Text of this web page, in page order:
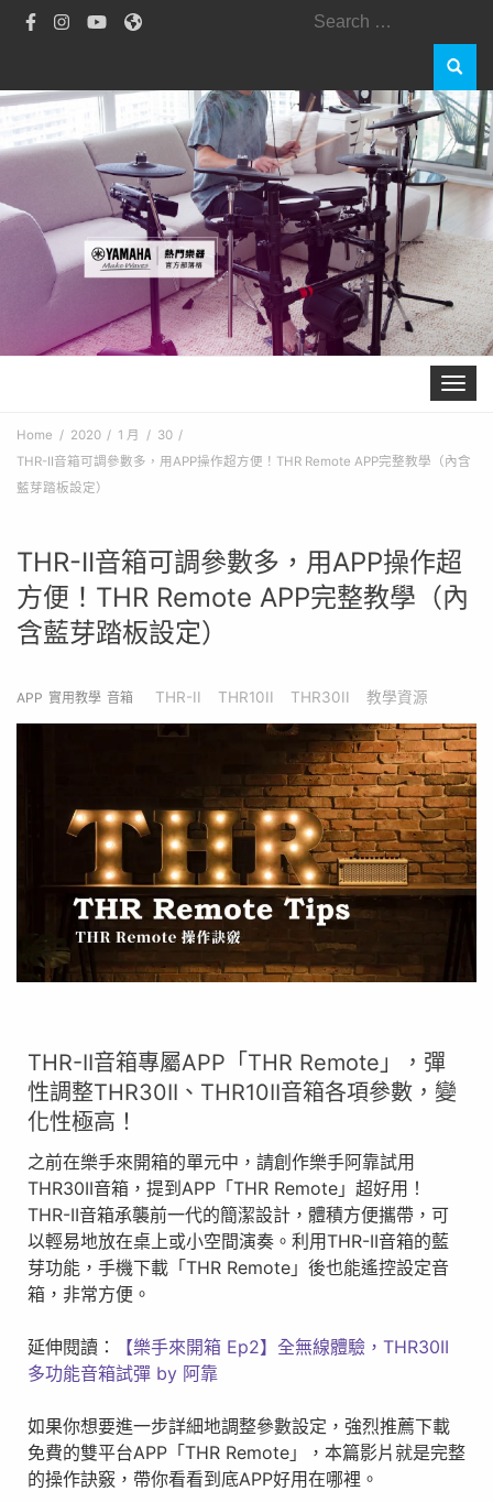
Toggle
Home 2020 1 月
30
THR-II音箱可調參數多，用APP操作超方便！THR Remote APP完整教學（內含
藍芽踏板設定）
THR-II音箱可調參數多，用APP操作超
方便！THR Remote APP完整教學（內
含藍芽踏板設定）
APP 實用教學 音箱 THR-II THR10II THR30II 教學資源
THR-II音箱專屬APP「THR Remote」，彈
性調整THR30II、THR10II音箱各項參數，變
化性極高！
之前在樂手來開箱的單元中，請創作樂手阿靠試用
THR30II音箱，提到APP「THR Remote」超好用！
THR-II音箱承襲前一代的簡潔設計，體積方便攜帶，可
以輕易地放在桌上或小空間演奏。利用THR-II音箱的藍
芽功能，手機下載「THR Remote」後也能遙控設定音
箱，非常方便。
延伸閱讀：
【樂手來開箱 Ep2】全無線體驗，THR30II
多功能音箱試彈 by 阿靠
如果你想要進一步詳細地調整參數設定，強烈推薦下載
免費的雙平台APP「THR Remote」，本篇影片就是完整
的操作訣竅，帶你看看到底APP好用在哪裡。